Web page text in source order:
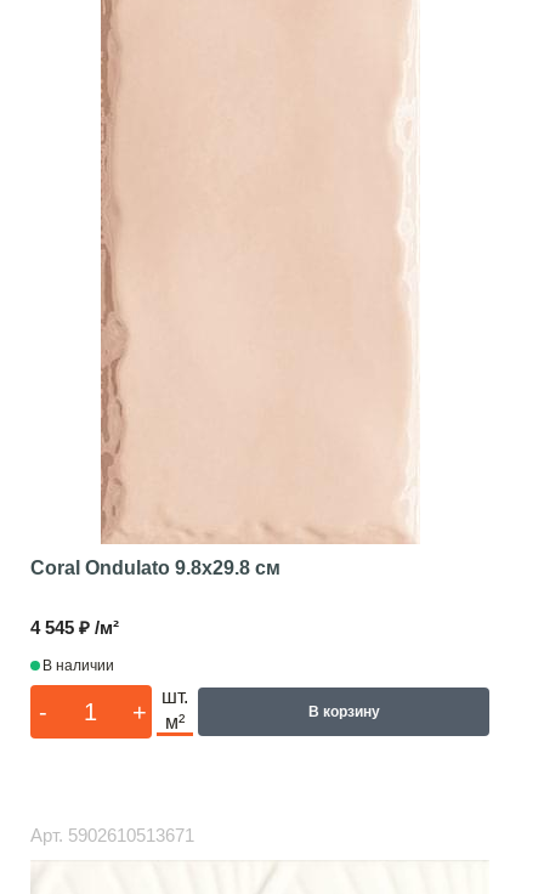
Coral Ondulato 9.8x29.8 см
4 545 ₽ /м²
В наличии
- +
шт.
м²
В корзину
Арт. 5902610513671